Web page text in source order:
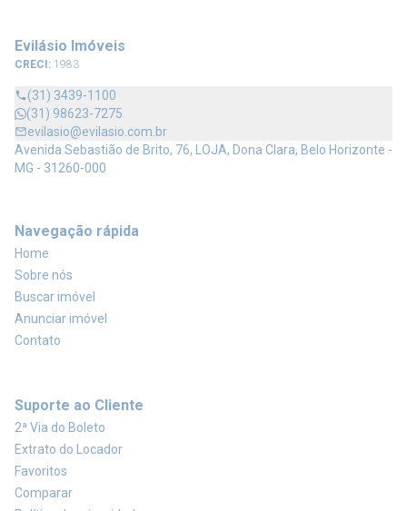
Evilásio Imóveis
CRECI: 1983
(31) 3439-1100
(31) 98623-7275
evilasio@evilasio.com.br
Avenida Sebastião de Brito, 76, LOJA, Dona Clara, Belo Horizonte -
MG - 31260-000
Navegação rápida
Home
Sobre nós
Buscar imóvel
Anunciar imóvel
Contato
Suporte ao Cliente
2ª Via do Boleto
Extrato do Locador
Favoritos
Comparar